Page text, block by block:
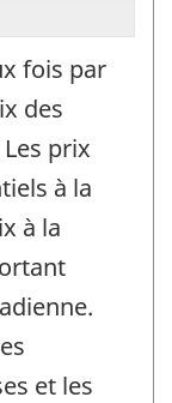
fois par
des
prix
à la
à la
et les